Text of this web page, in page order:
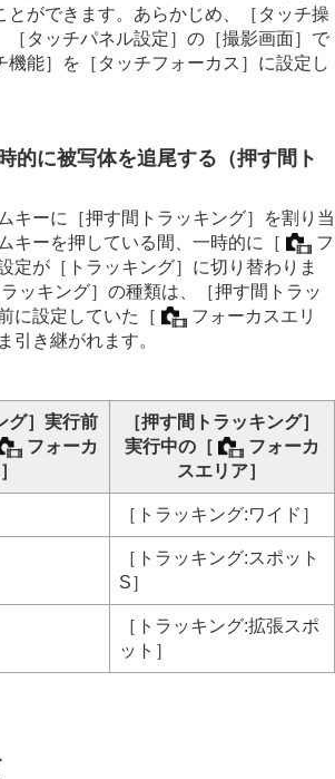
ができます。あらかじめ、
［タッチ操
［タッチパネル設定］の ［撮影画面］ で
機能］ を ［タッチフォーカス］ に設定し
的に被写体を追尾する（押す間ト
キーに ［押す間トラッキング］
を割り当
キーを押している間、一時的に
［
フ
定が ［トラッキング］ に切り替わりま
ラッキング］ の種類は、
［押す間トラッ
に設定していた ［
フォーカスエリ
引き継がれます。
］ 実行前
フォーカ
［押す間トラッキング］
実行中の［
フォーカ
スエリア］
［トラッキング:ワイド］
［トラッキング:スポット
S］
［トラッキング:拡張スポ
ット］